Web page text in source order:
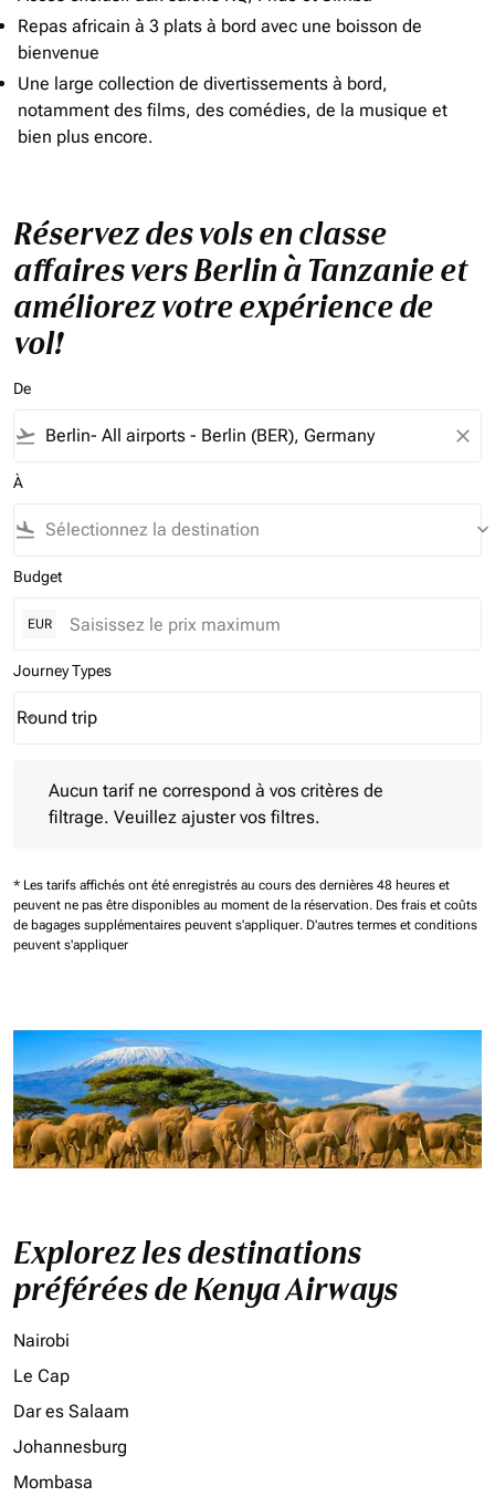
Repas africain à 3 plats à bord avec une boisson de
bienvenue
Une large collection de divertissements à bord,
notamment des films, des comédies, de la musique et
bien plus encore.
Réservez des vols en classe
affaires vers Berlin à Tanzanie et
améliorez votre expérience de
vol!
De
flight_takeoff close
À
flight_land keyboard_arrow_down
Budget
EUR
Journey Types
Journey Types option Round trip Selected
Round trip
keyboard_arrow_down
Aucun tarif ne correspond à vos critères de
filtrage. Veuillez ajuster vos filtres.
* Les tarifs affichés ont été enregistrés au cours des dernières 48 heures et
peuvent ne pas être disponibles au moment de la réservation. Des frais et coûts
de bagages supplémentaires peuvent s'appliquer. D'autres termes et conditions
peuvent s'appliquer
Explorez les destinations
préférées de Kenya Airways
Nairobi
Le Cap
Dar es Salaam
Johannesburg
Mombasa